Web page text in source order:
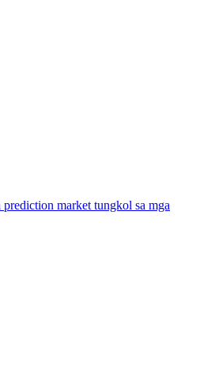
market tungkol sa mga